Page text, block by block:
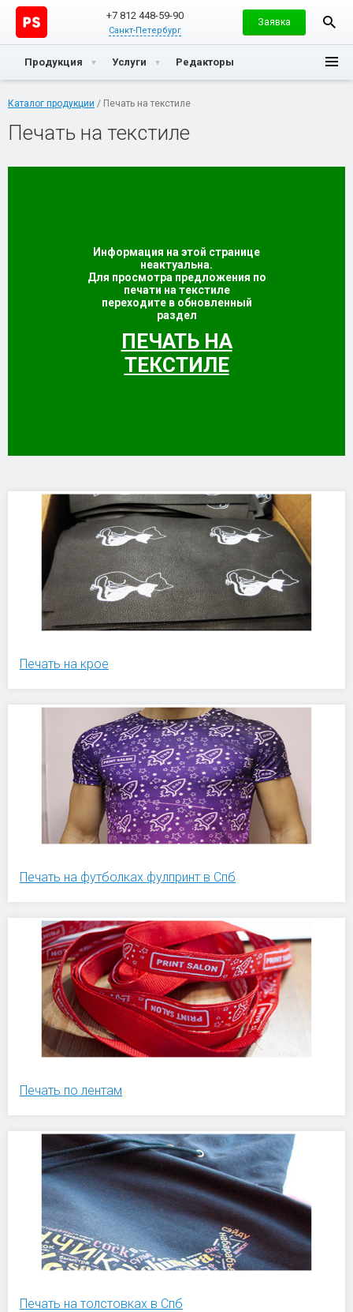
+7 812 448-59-90
Санкт-Петербург
Заявка
Продукция Услуги Редакторы
Каталог продукции / Печать на текстиле
Печать на текстиле
Информация на этой странице
неактуальна.
Для просмотра предложения по
печати на текстиле
переходите в обновленный
раздел
ПЕЧАТЬ НА
ТЕКСТИЛЕ
Печать на крое
Печать на футболках фулпринт в Спб
Печать по лентам
Печать на толстовках в Спб